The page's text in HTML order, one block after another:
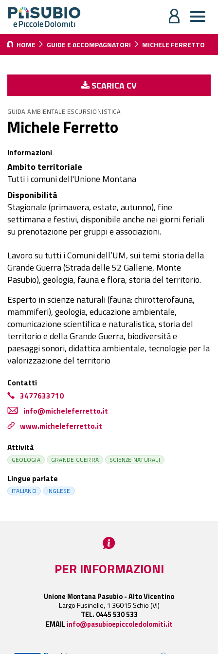
HOME GUIDE E ACCOMPAGNATORI MICHELE FERRETTO
SCARICA CV
GUIDA AMBIENTALE ESCURSIONISTICA
Michele Ferretto
Informazioni
Ambito territoriale
Tutti i comuni dell'Unione Montana
Disponibilità
Stagionale (primavera, estate, autunno), fine
settimana e festivi, disponibile anche nei giorni feriali
su prenotazione per gruppi e associazioni.
Lavoro su tutti i Comuni dell’UM, sui temi: storia della
Grande Guerra (Strada delle 52 Gallerie, Monte
Pasubio), geologia, fauna e flora, storia del territorio.
Esperto in scienze naturali (fauna: chirotterofauna,
mammiferi), geologia, educazione ambientale,
comunicazione scientifica e naturalistica, storia del
territorio e della Grande Guerra, biodiversità e
paesaggi sonori, didattica ambientale, tecnologie per la
valorizzazione del territorio
Contatti
3477633710
info@micheleferretto.it
www.micheleferretto.it
Attività
GEOLOGIA GRANDE GUERRA SCIENZE NATURALI
Lingue parlate
ITALIANO INGLESE
PER INFORMAZIONI
Unione Montana Pasubio - Alto Vicentino
Largo Fusinelle, 1 36015 Schio (VI)
TEL. 0445 530 533
EMAILinfo@pasubioepiccoledolomiti.it